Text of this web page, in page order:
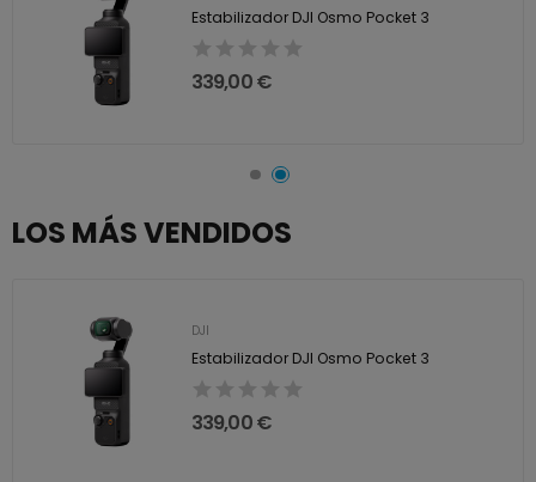
Estabilizador DJI Osmo Pocket 3
339,00 €
LOS MÁS VENDIDOS
DJI
Estabilizador DJI Osmo Pocket 3
339,00 €